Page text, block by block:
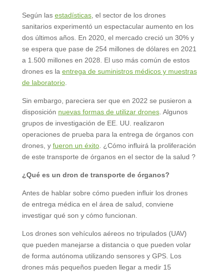
Según las estadísticas, el sector de los drones
sanitarios experimentó un espectacular aumento en los
dos últimos años. En 2020, el mercado creció un 30% y
se espera que pase de 254 millones de dólares en 2021
a 1.500 millones en 2028. El uso más común de estos
drones es la entrega de suministros médicos y muestras
de laboratorio.
Sin embargo, pareciera ser que en 2022 se pusieron a
disposición nuevas formas de utilizar drones. Algunos
grupos de investigación de EE. UU. realizaron
operaciones de prueba para la entrega de órganos con
drones, y fueron un éxito. ¿Cómo influirá la proliferación
de este transporte de órganos en el sector de la salud ?
¿Qué es un dron de transporte de órganos?
Antes de hablar sobre cómo pueden influir los drones
de entrega médica en el área de salud, conviene
investigar qué son y cómo funcionan.
Los drones son vehículos aéreos no tripulados (UAV)
que pueden manejarse a distancia o que pueden volar
de forma autónoma utilizando sensores y GPS. Los
drones más pequeños pueden llegar a medir 15